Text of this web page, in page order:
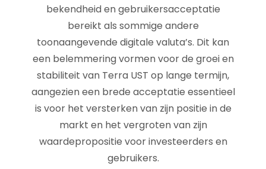
bekendheid en gebruikersacceptatie
bereikt als sommige andere
toonaangevende digitale valuta’s. Dit kan
een belemmering vormen voor de groei en
stabiliteit van Terra UST op lange termijn,
aangezien een brede acceptatie essentieel
is voor het versterken van zijn positie in de
markt en het vergroten van zijn
waardepropositie voor investeerders en
gebruikers.